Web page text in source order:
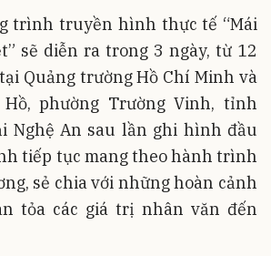
trình truyền hình thực tế “Mái
sẽ diễn ra trong 3 ngày, từ 12
Quảng trường Hồ Chí Minh và
Hồ, phường Trường Vinh, tỉnh
Nghệ An sau lần ghi hình đầu
tiếp tục mang theo hành trình
sẻ chia với những hoàn cảnh
tỏa các giá trị nhân văn đến